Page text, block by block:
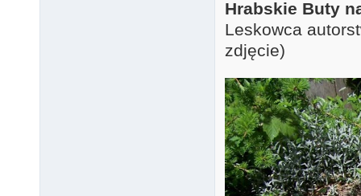
Hrabskie Buty
Leskowca
zdjęcie)